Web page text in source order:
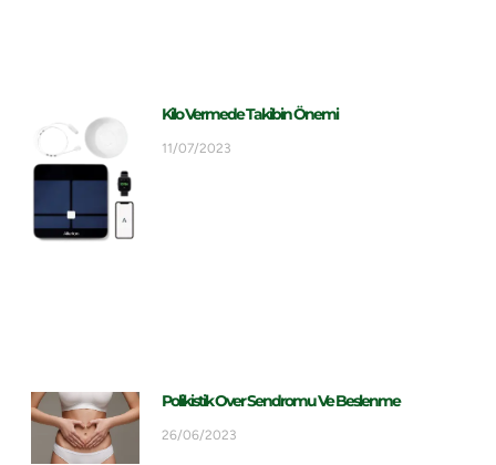
Kilo Vermede Takibin Önemi
11/07/2023
Polikistik Over Sendromu Ve Beslenme
26/06/2023